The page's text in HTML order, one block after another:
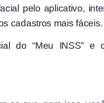
pelo aplicativo,
cadastros mais fáceis.
do “Meu INSS” e